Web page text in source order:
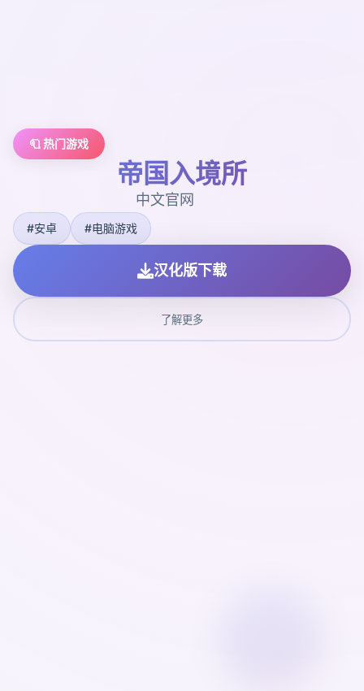
🧻 热门游戏
帝国入境所
中文官网
#安卓 #电脑游戏
汉化版下载
了解更多